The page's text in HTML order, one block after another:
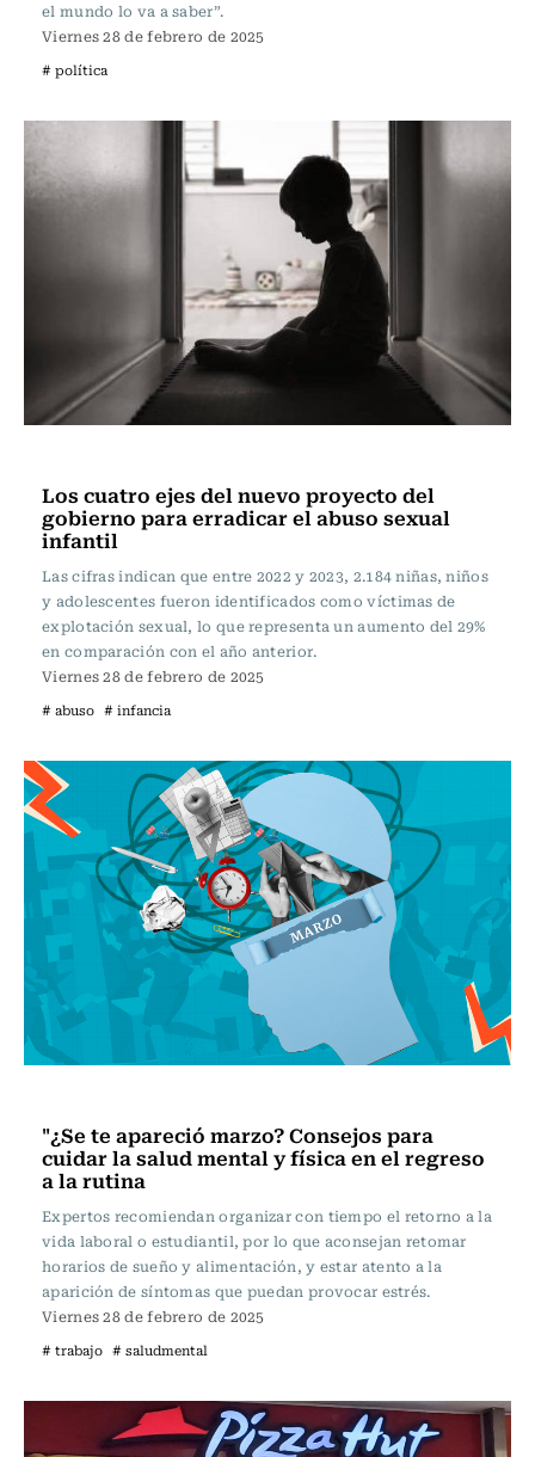
el mundo lo va a saber”.
Viernes 28 de febrero de 2025
# política
Los cuatro ejes del nuevo proyecto del
gobierno para erradicar el abuso sexual
infantil
Las cifras indican que entre 2022 y 2023, 2.184 niñas, niños
y adolescentes fueron identificados como víctimas de
explotación sexual, lo que representa un aumento del 29%
en comparación con el año anterior.
Viernes 28 de febrero de 2025
# abuso # infancia
"¿Se te apareció marzo? Consejos para
cuidar la salud mental y física en el regreso
a la rutina
Expertos recomiendan organizar con tiempo el retorno a la
vida laboral o estudiantil, por lo que aconsejan retomar
horarios de sueño y alimentación, y estar atento a la
aparición de síntomas que puedan provocar estrés.
Viernes 28 de febrero de 2025
# trabajo # saludmental